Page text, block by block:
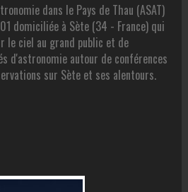
dans le Pays de Thau (ASAT)
domiciliée à Sète (34 - France) qui
le ciel au grand public et de
d'astronomie autour de conférences
sur Sète et ses alentours.